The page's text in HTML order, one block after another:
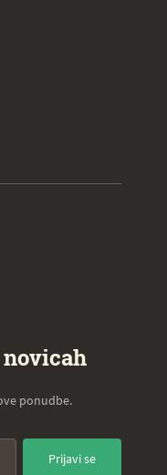
ponudbe.
Prijavi se